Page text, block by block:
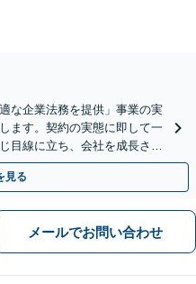
な企業法務を提供」事業の実
ます。契約の実態に即して一
目線に立ち、会社を成長させ
ことなく提供」
見る
メールでお問い合わせ